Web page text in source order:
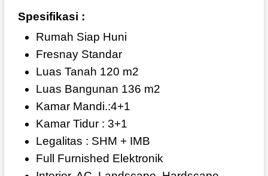
Spesifikasi :
Rumah Siap Huni
Fresnay Standar
Luas Tanah 120 m2
Luas Bangunan 136 m2
Kamar Mandi.:4+1
Kamar Tidur : 3+1
Legalitas : SHM + IMB
Full Furnished Elektronik